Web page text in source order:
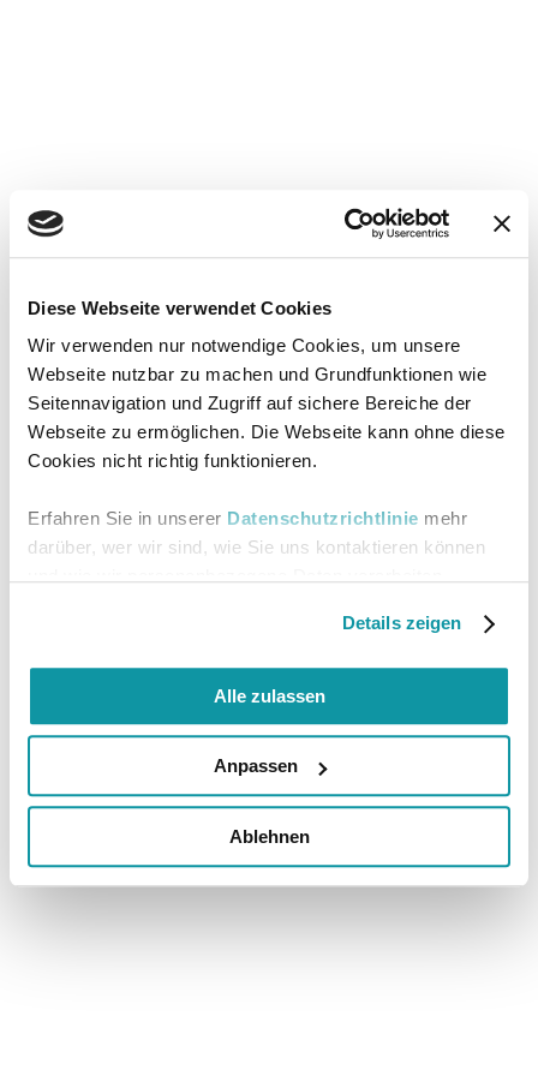
Diese Webseite verwendet Cookies
Wir verwenden nur notwendige Cookies, um unsere
Webseite nutzbar zu machen und Grundfunktionen wie
Seitennavigation und Zugriff auf sichere Bereiche der
Webseite zu ermöglichen. Die Webseite kann ohne diese
Cookies nicht richtig funktionieren.
Erfahren Sie in unserer Datenschutzrichtlinie mehr
darüber, wer wir sind, wie Sie uns kontaktieren können
Details zeigen
Alle zulassen
Anpassen
Ablehnen